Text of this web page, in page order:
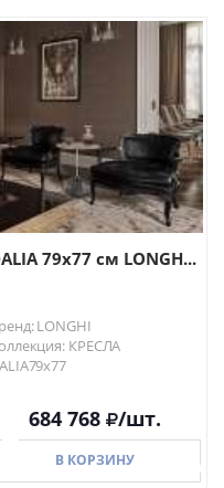
79х77 см LONGH...
LONGHI
КРЕСЛА
684 768 /шт.
В КОРЗИНУ